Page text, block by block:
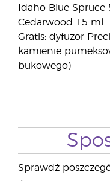
Idaho Blue Spruce
Cedarwood 15 ml
Gratis: dyfuzor
kamienie
bukowego)
Sprawdź